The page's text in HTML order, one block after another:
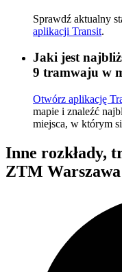
Sprawdź aktualny
aplikacji Transit.
Jaki jest
9 tramwaju w
Otwórz aplikację
mapie i znaleźć
miejsca, w którym
Inne rozkłady,
ZTM Warszawa